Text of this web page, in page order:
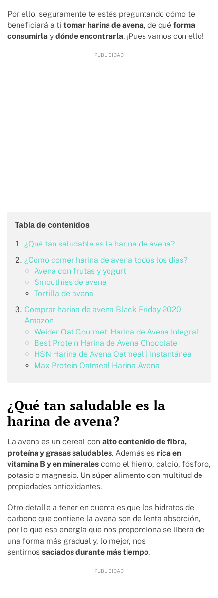
Por ello, seguramente te estés preguntando cómo te
beneficiará a ti tomar harina de avena, de qué forma
consumirla y dónde encontrarla. ¡Pues vamos con ello!
¿Qué tan saludable es la harina de avena?
¿Cómo comer harina de avena todos los días?
Avena con frutas y yogurt
Smoothies de avena
Tortilla de avena
Comprar harina de avena Black Friday 2020
Amazon
Weider Oat Gourmet. Harina de Avena Integral
Best Protein Harina de Avena Chocolate
HSN Harina de Avena Oatmeal | Instantánea
Max Protein Oatmeal Harina Avena
¿Qué tan saludable es la
harina de avena?
La avena es un cereal con alto contenido de fibra,
proteína y grasas saludables. Además es rica en
vitamina B y en minerales como el hierro, calcio, fósforo,
potasio o magnesio. Un súper alimento con multitud de
propiedades antioxidantes.
Otro detalle a tener en cuenta es que los hidratos de
carbono que contiene la avena son de lenta absorción,
por lo que esa energía que nos proporciona se libera de
una forma más gradual y, lo mejor, nos
sentirnos saciados durante más tiempo.